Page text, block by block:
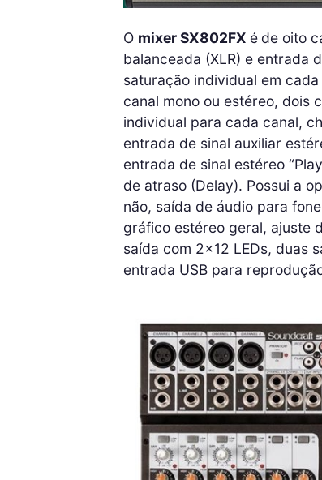
O mixer SX802FX é de oito
balanceada (XLR) e entrada
saturação individual em
canal mono ou estéreo, dois
individual para cada canal,
entrada de sinal auxiliar
entrada de sinal estéreo
de atraso (Delay). Possui a
não, saída de áudio para
gráfico estéreo geral, ajuste
saída com 2×12 LEDs, duas
entrada USB para